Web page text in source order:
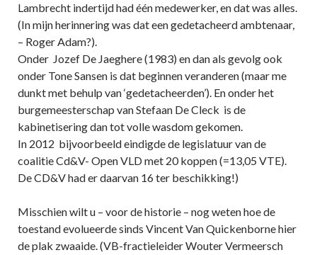
Lambrecht indertijd had één medewerker, en dat was alles.
(In mijn herinnering was dat een gedetacheerd ambtenaar,
– Roger Adam?).
Onder Jozef De Jaeghere (1983) en dan als gevolg ook
onder Tone Sansen is dat beginnen veranderen (maar me
dunkt met behulp van ‘gedetacheerden’). En onder het
burgemeesterschap van Stefaan De Cleck is de
kabinetisering dan tot volle wasdom gekomen.
In 2012 bijvoorbeeld eindigde de legislatuur van de
coalitie Cd&V- Open VLD met 20 koppen (=13,05 VTE).
De CD&V had er daarvan 16 ter beschikking!)
Misschien wilt u – voor de historie – nog weten hoe de
toestand evolueerde sinds Vincent Van Quickenborne hier
de plak zwaaide. (VB-fractieleider Wouter Vermeersch